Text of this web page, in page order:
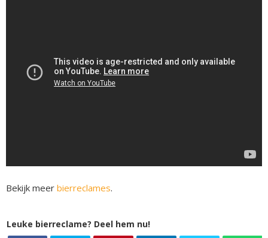
Bekijk meer bierreclames.
Leuke bierreclame? Deel hem nu!